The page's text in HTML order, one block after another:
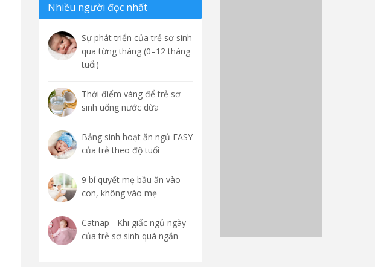
Nhiều người đọc nhất
Sự phát triển của trẻ sơ sinh
qua từng tháng (0–12 tháng
tuổi)
Thời điểm vàng để trẻ sơ
sinh uống nước dừa
Bảng sinh hoạt ăn ngủ EASY
của trẻ theo độ tuổi
9 bí quyết mẹ bầu ăn vào
con, không vào mẹ
Catnap - Khi giấc ngủ ngày
của trẻ sơ sinh quá ngắn